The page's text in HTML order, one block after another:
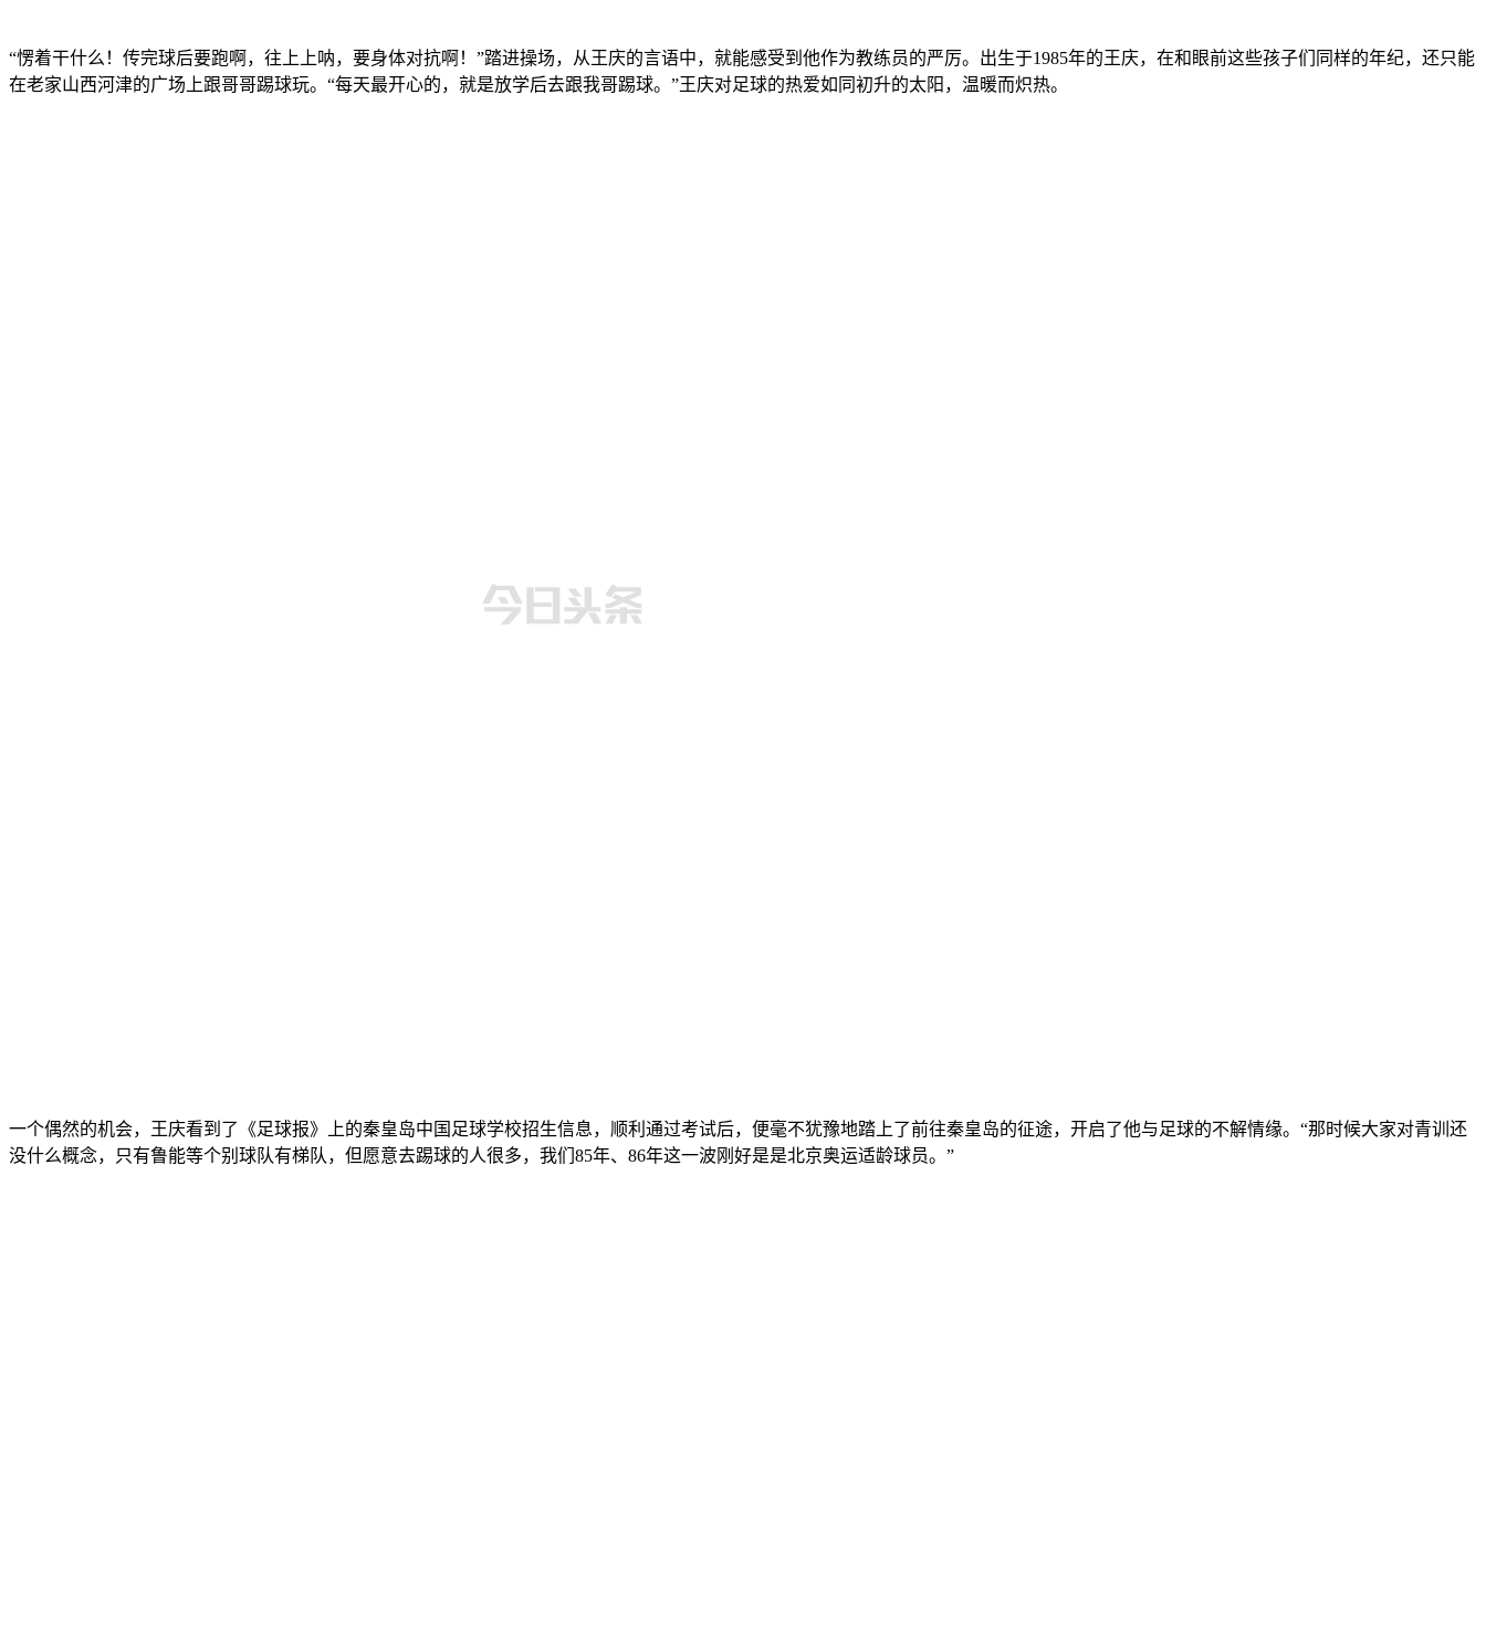
“愣着干什么！传完球后要跑啊，往上上呐，要身体对抗啊！”踏进操场，从王庆的言语中，就能感受到他作为教练员的严厉。出生于1985年的王庆，在和眼前这些孩子们同样的年纪，还只能
在老家山西河津的广场上跟哥哥踢球玩。“每天最开心的，就是放学后去跟我哥踢球。”王庆对足球的热爱如同初升的太阳，温暖而炽热。
一个偶然的机会，王庆看到了《足球报》上的秦皇岛中国足球学校招生信息，顺利通过考试后，便毫不犹豫地踏上了前往秦皇岛的征途，开启了他与足球的不解情缘。“那时候大家对青训还
没什么概念，只有鲁能等个别球队有梯队，但愿意去踢球的人很多，我们85年、86年这一波刚好是是北京奥运适龄球员。”